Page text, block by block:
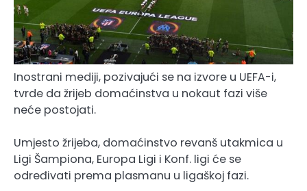
Inostrani mediji, pozivajući se na izvore u UEFA-i,
tvrde da žrijeb domaćinstva u nokaut fazi više
neće postojati.
Umjesto žrijeba, domaćinstvo revanš utakmica u
Ligi Šampiona, Europa Ligi i Konf. ligi će se
određivati prema plasmanu u ligaškoj fazi.